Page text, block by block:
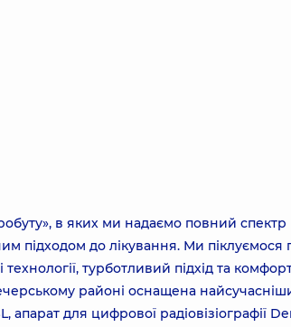
в яких ми надаємо повний спектр
підходом до лікування. Ми піклуємося
турботливий підхід та
районі оснащена
для цифрової радіовізіографії